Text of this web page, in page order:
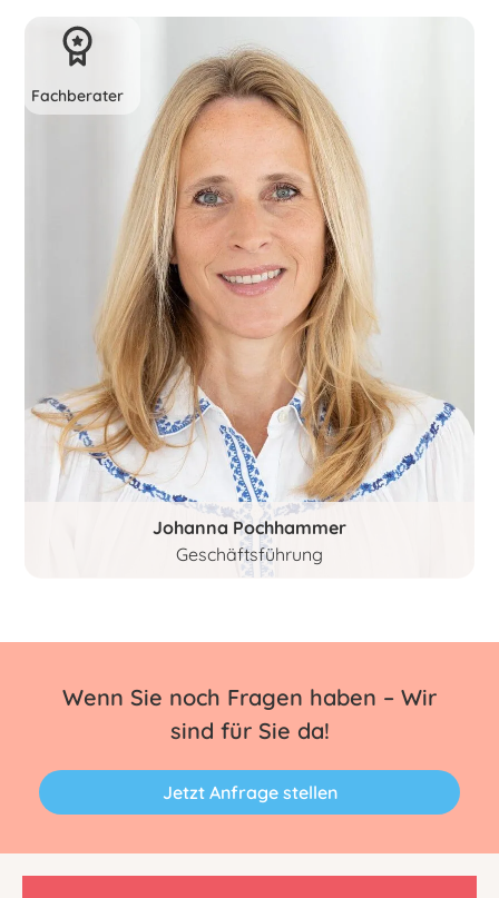
Fachberater
Johanna Pochhammer
Geschäftsführung
Wenn Sie noch Fragen haben – Wir
sind für Sie da!
Jetzt Anfrage stellen